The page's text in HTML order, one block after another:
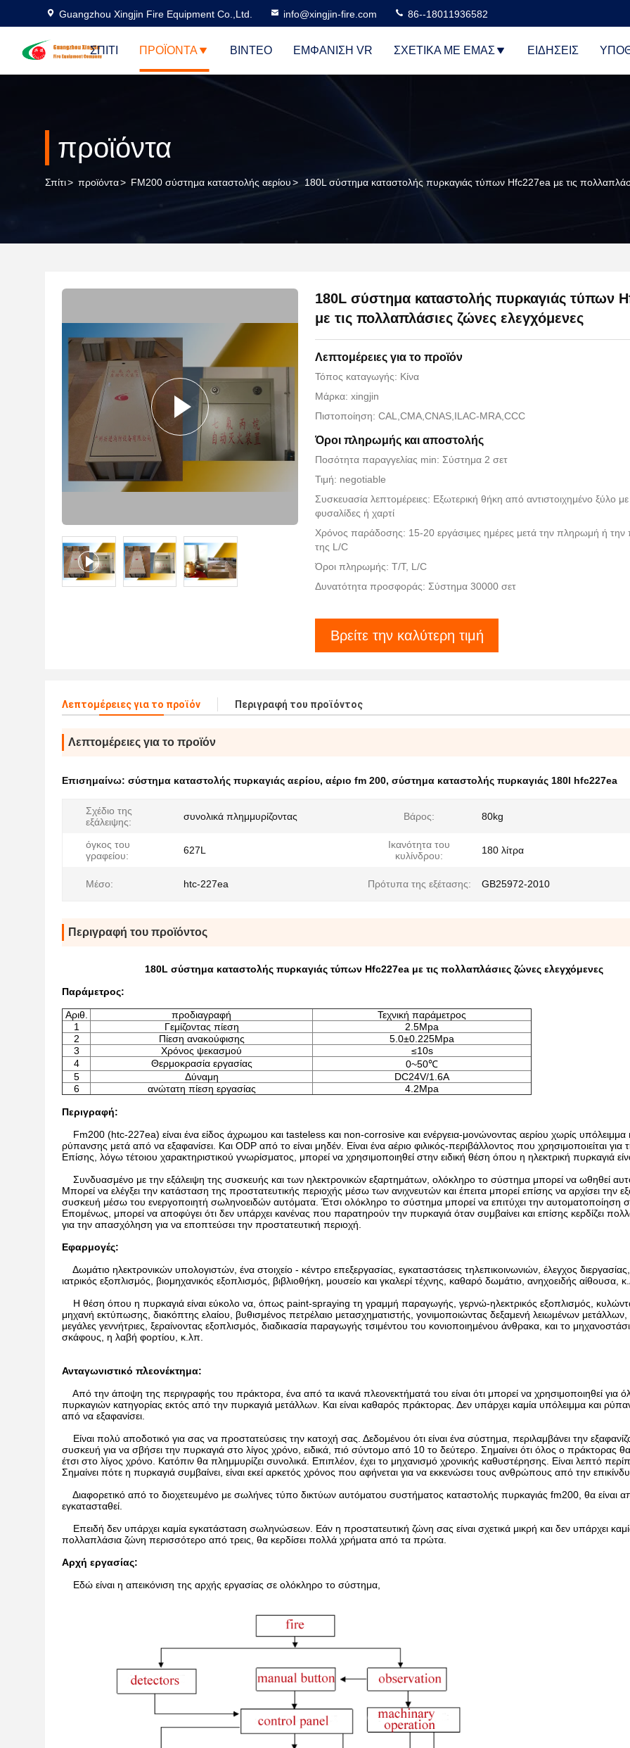
Guangzhou Xingjin Fire Equipment Co.,Ltd. info@xingjin-fire.com 86--18011936582
ΣΠΊΤΙ ΠΡΟΪΌΝΤΑ ΒΊΝΤΕΟ ΕΜΦΆΝΙΣΗ VR ΣΧΕΤΙΚΆ ΜΕ ΕΜΆΣ ΕΙΔΉΣΕΙΣ
προϊόντα
Σπίτι> προϊόντα> FM200 σύστημα καταστολής αερίου> 180L σύστημα καταστολής πυρκαγιάς τύπων Hfc227ea με τις
180L σύστημα καταστολής πυρκαγιάς τύπων
με τις πολλαπλάσιες ζώνες ελεγχόμενες
Λεπτομέρειες για το προϊόν
Τόπος καταγωγής: Κίνα
Μάρκα: xingjin
Πιστοποίηση: CAL,CMA,CNAS,ILAC-MRA,CCC
Όροι πληρωμής και αποστολής
Ποσότητα παραγγελίας min: Σύστημα 2 σετ
Τιμή: negotiable
Συσκευασία λεπτομέρειες: Εξωτερική θήκη από αντιστοιχημένο ξύλο
φυσαλίδες ή χαρτί
Χρόνος παράδοσης: 15-20 εργάσιμες ημέρες μετά την πληρωμή ή την
της L/C
Όροι πληρωμής: T/T, L/C
Δυνατότητα προσφοράς: Σύστημα 30000 σετ
Βρείτε την καλύτερη τιμή
Λεπτομέρειες για το προϊόν Περιγραφή του προϊόντος
Λεπτομέρειες για το προϊόν
Επισημαίνω: σύστημα καταστολής πυρκαγιάς αερίου, αέριο fm 200, σύστημα καταστολής πυρκαγιάς 180l hfc227ea
Σχέδιο της
εξάλειψης:
συνολικά πλημμυρίζοντας Βάρος: 80kg
όγκος του
γραφείου:
627L
Ικανότητα του
κυλίνδρου:
180 λίτρα
Μέσο: htc-227ea Πρότυπα της εξέτασης: GB25972-2010
Περιγραφή του προϊόντος
180L σύστημα καταστολής πυρκαγιάς τύπων Hfc227ea με τις πολλαπλάσιες ζώνες ελεγχόμενες
Παράμετρος:
Αριθ. προδιαγραφή
Τεχνική παράμετρος
1
Γεμίζοντας πίεση
2.5Mpa
2
Πίεση ανακούφισης
5.0±0.225Mpa
3
Χρόνος ψεκασμού
≤10s
4
Θερμοκρασία εργασίας
0~50℃
5
Δύναμη
DC24V/1.6A
6
ανώτατη πίεση εργασίας 4.2Mpa
Περιγραφή:
Fm200 (htc-227ea) είναι ένα είδος άχρωμου και tasteless και non-corrosive και ενέργεια-μονώνοντας αερίου χωρίς υπόλειμμα
ρύπανσης μετά από να εξαφανίσει. Και ODP από το είναι μηδέν. Είναι ένα αέριο φιλικός-περιβάλλοντος που χρησιμοποιείται για
Επίσης, λόγω τέτοιου χαρακτηριστικού γνωρίσματος, μπορεί να χρησιμοποιηθεί στην ειδική θέση όπου η ηλεκτρική πυρκαγιά
Συνδυασμένο με την εξάλειψη της συσκευής και των ηλεκτρονικών εξαρτημάτων, ολόκληρο το σύστημα μπορεί να ωθηθεί
Μπορεί να ελέγξει την κατάσταση της προστατευτικής περιοχής μέσω των ανιχνευτών και έπειτα μπορεί επίσης να αρχίσει την
συσκευή μέσω του ενεργοποιητή σωληνοειδών αυτόματα. Έτσι ολόκληρο το σύστημα μπορεί να επιτύχει την αυτοματοποίηση
Επομένως, μπορεί να αποφύγει ότι δεν υπάρχει κανένας που παρατηρούν την πυρκαγιά όταν συμβαίνει και επίσης κερδίζει
για την απασχόληση για να εποπτεύσει την προστατευτική περιοχή.
Εφαρμογές:
Δωμάτιο ηλεκτρονικών υπολογιστών, ένα στοιχείο - κέντρο επεξεργασίας, εγκαταστάσεις τηλεπικοινωνιών, έλεγχος
ιατρικός εξοπλισμός, βιομηχανικός εξοπλισμός, βιβλιοθήκη, μουσείο και γκαλερί τέχνης, καθαρό δωμάτιο, ανηχοειδής αίθουσα,
Η θέση όπου η πυρκαγιά είναι εύκολο να, όπως paint-spraying τη γραμμή παραγωγής, γερνώ-ηλεκτρικός εξοπλισμός,
μηχανή εκτύπωσης, διακόπτης ελαίου, βυθισμένος πετρέλαιο μετασχηματιστής, γονιμοποιώντας δεξαμενή λειωμένων μετάλλων,
μεγάλες γεννήτριες, ξεραίνοντας εξοπλισμός, διαδικασία παραγωγής τσιμέντου του κονιοποιημένου άνθρακα, και το
σκάφους, η λαβή φορτίου, κ.λπ.
Ανταγωνιστικό πλεονέκτημα:
Από την άποψη της περιγραφής του πράκτορα, ένα από τα ικανά πλεονεκτήματά του είναι ότι μπορεί να χρησιμοποιηθεί για
πυρκαγιών κατηγορίας εκτός από την πυρκαγιά μετάλλων. Και είναι καθαρός πράκτορας. Δεν υπάρχει καμία υπόλειμμα και
από να εξαφανίσει.
Είναι πολύ αποδοτικό για σας να προστατεύσεις την κατοχή σας. Δεδομένου ότι είναι ένα σύστημα, περιλαμβάνει την
συσκευή για να σβήσει την πυρκαγιά στο λίγος χρόνο, ειδικά, πιό σύντομο από 10 το δεύτερο. Σημαίνει ότι όλος ο πράκτορας
έτσι στο λίγος χρόνο. Κατόπιν θα πλημμυρίζει συνολικά. Επιπλέον, έχει το μηχανισμό χρονικής καθυστέρησης. Είναι λεπτό
Σημαίνει πότε η πυρκαγιά συμβαίνει, είναι εκεί αρκετός χρόνος που αφήνεται για να εκκενώσει τους ανθρώπους από την
Διαφορετικό από το διοχετευμένο με σωλήνες τύπο δικτύων αυτόματου συστήματος καταστολής πυρκαγιάς fm200, θα είναι
εγκατασταθεί.
Επειδή δεν υπάρχει καμία εγκατάσταση σωληνώσεων. Εάν η προστατευτική ζώνη σας είναι σχετικά μικρή και δεν υπάρχει
πολλαπλάσια ζώνη περισσότερο από τρεις, θα κερδίσει πολλά χρήματα από τα πρώτα.
Αρχή εργασίας:
Εδώ είναι η απεικόνιση της αρχής εργασίας σε ολόκληρο το σύστημα,